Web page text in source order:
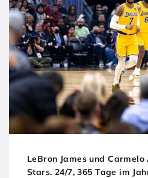
LeBron James und
Stars. 24/7, 365 Tage im